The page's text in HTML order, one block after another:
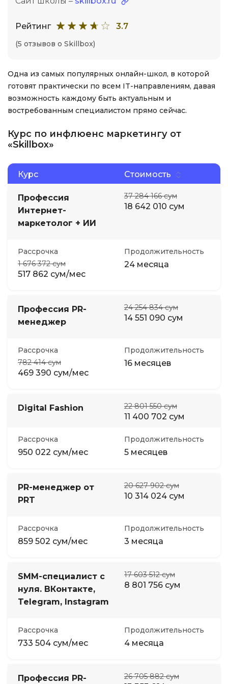
Рейтинг 3.7
(5 отзывов о Skillbox)
Одна из самых популярных онлайн-школ, в которой
готовят практически по всем IT-направлениям, давая
возможность каждому быть актуальным и
востребованным специалистом прямо сейчас.
Курс по инфлюенс маркетингу от
«Skillbox»
Курс Стоимость
Профессия
Интернет-
маркетолог + ИИ
37 284 166 сум
18 642 010 сум
Рассрочка
1 676 372 сум
517 862 сум/мес
Продолжительность
24 месяца
Профессия PR-
менеджер
24 254 834 сум
14 551 090 сум
Рассрочка
782 414 сум
469 390 сум/мес
Продолжительность
16 месяцев
Digital Fashion 22 801 550 сум
11 400 702 сум
Рассрочка
950 022 сум/мес
Продолжительность
5 месяцев
PR-менеджер от
PRT
20 627 902 сум
10 314 024 сум
Рассрочка
859 502 сум/мес
Продолжительность
3 месяца
SMM-специалист с
нуля. ВКонтакте,
Telegram, Instagram
17 603 512 сум
8 801 756 сум
Рассрочка
733 504 сум/мес
Продолжительность
4 месяца
Профессия PR-
26 705 882 сум